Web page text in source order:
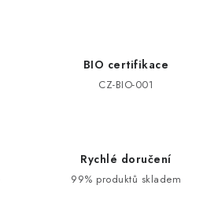
BIO certifikace
CZ-BIO-001
Rychlé doručení
99% produktů skladem